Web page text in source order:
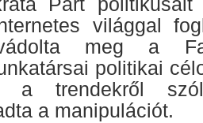
világgal
meg a
politikai
trendekről
a manipulációt.